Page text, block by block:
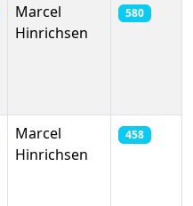
Marcel
Hinrichsen
580
Marcel
Hinrichsen
458